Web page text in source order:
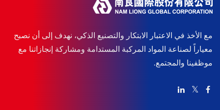
مع الأخذ في الاعتبار الابتكار والتصنيع الذكي، نهدف إلى أن نصبح
معياراً لصناعة المواد المركبة المستدامة ومشاركة إنجازاتنا مع
موظفينا والمجتمع.